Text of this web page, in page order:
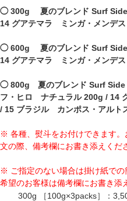
◯ 300g 夏のブレンド Surf
14 グアテマラ ミンガ・メンデ
◯ 600g 夏のブレンド Surf
14 グアテマラ ミンガ・メンデ
◯ 800g 夏のブレンド Surf Side
フ・ヒロ ナチュラル 200g / 14
/ 15 ブラジル カンポス・アルト
※ 各種、熨斗をお付けできます
文の際、備考欄にお書き添えくだ
※ ご指定のない場合は掛け紙で
希望のお客様は備考欄にお書き添
300g ［100g×3packs］：